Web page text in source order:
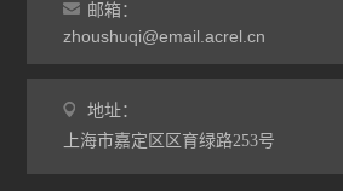
邮箱：
zhoushuqi@email.acrel.cn
地址：
上海市嘉定区区育绿路253号